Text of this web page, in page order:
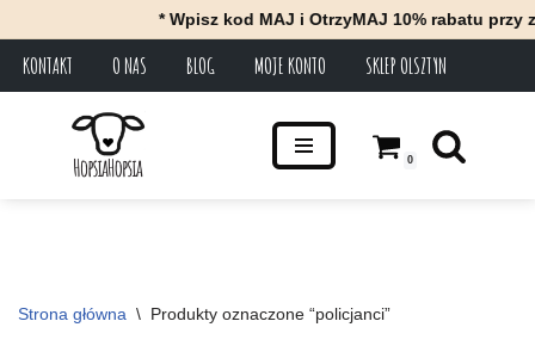
* Wpisz kod MAJ i OtrzyMAJ 10% rabatu przy
KONTAKT O NAS BLOG MOJE KONTO SKLEP OLSZTYN
0
Strona główna \ Produkty oznaczone “policjanci”